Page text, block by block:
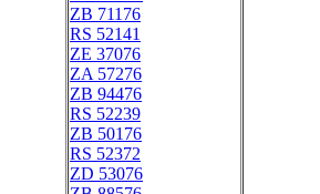
ZB 71176
RS 52141
ZE 37076
ZA 57276
ZB 94476
RS 52239
ZB 50176
RS 52372
ZD 53076